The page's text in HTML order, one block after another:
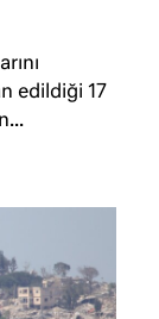
edildiği 17